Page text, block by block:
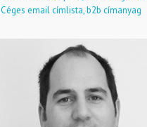
Céges email címlista, b2b címanyag